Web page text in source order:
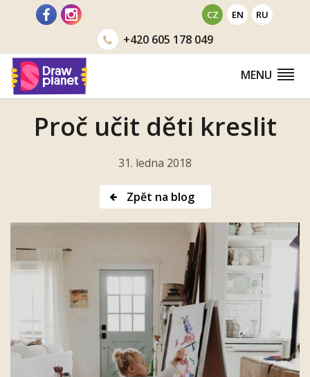
CZ EN RU
+420605 178 049
MENU
Proč učit děti kreslit
31. ledna 2018
Zpět na blog